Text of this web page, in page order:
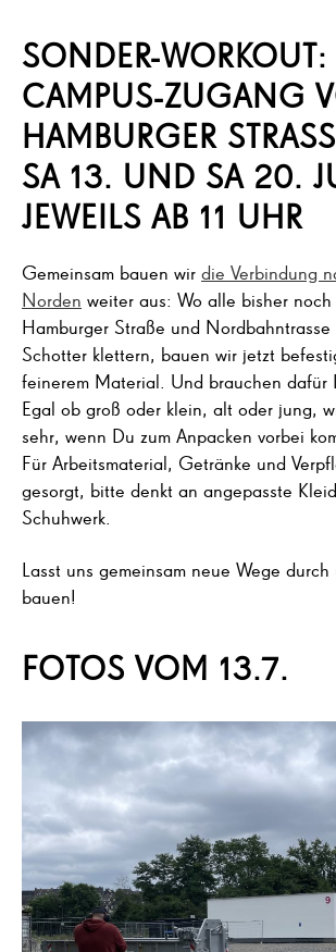
SONDER-WORKOUT:
CAMPUS-ZUGANG
HAMBURGER STRASSE
SA 13. UND SA 20.
JEWEILS AB 11 UHR
Gemeinsam bauen wir die Verbindung
Norden weiter aus: Wo alle bisher noch
Hamburger Straße und
Schotter klettern, bauen wir jetzt
feinerem Material. Und brauchen dafür
Egal ob groß oder klein, alt oder jung,
sehr, wenn Du zum Anpacken vorbei
Für Arbeitsmaterial, Getränke und
gesorgt, bitte denkt an angepasste
Schuhwerk.
Lasst uns gemeinsam neue Wege
bauen!
FOTOS VOM 13.7.